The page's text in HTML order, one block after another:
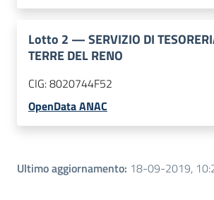
Lotto 2 —SERVIZIO DI
TERRE DEL RENO
CIG:8020744F52
OpenData ANAC
Ultimo aggiornamento: 18-09-2019,